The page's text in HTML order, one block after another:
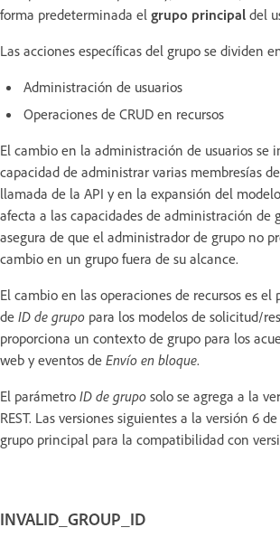
forma predeterminada el grupo principal del
Las acciones específicas del grupo se dividen
Administración de usuarios
Operaciones de CRUD en recursos
El cambio en la administración de usuarios se
capacidad de administrar varias membresías
llamada de la API y en la expansión del
afecta a las capacidades de administración de
asegura de que el administrador de grupo no
cambio en un grupo fuera de su alcance.
El cambio en las operaciones de recursos es
de ID de grupo para los modelos de solicitud/
proporciona un contexto de grupo para los
web y eventos de Envío en bloque.
El parámetro ID de grupo solo se agrega a la
REST. Las versiones siguientes a la versión 6
grupo principal para la compatibilidad con
INVALID_GROUP_ID